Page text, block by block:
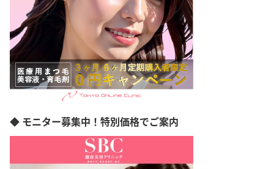
町田市
八王子市
千代田区
品川区
中野区
◆ モニター募集中！特別価格でご案内